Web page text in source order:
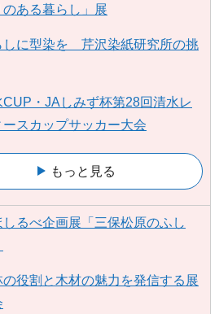
のある暮らし」展
しに型染を 芹沢染紙研究所の挑
CUP・JAしみず杯第28回清水レ
ースカップサッカー大会
もっと見る
しるべ企画展「三保松原のふし
の役割と木材の魅力を発信する展